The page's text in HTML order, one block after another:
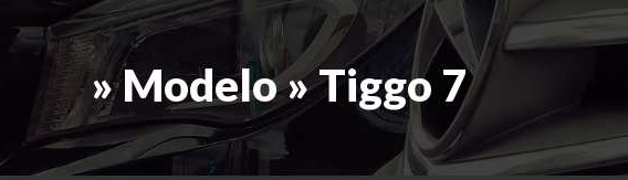
» Modelo » Tiggo 7